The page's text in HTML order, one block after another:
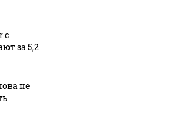
с
за 5,2
не